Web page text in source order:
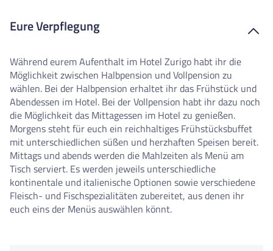
Eure Verpflegung
Während eurem Aufenthalt im Hotel Zurigo habt ihr die
Möglichkeit zwischen Halbpension und Vollpension zu
wählen. Bei der Halbpension erhaltet ihr das Frühstück und
Abendessen im Hotel. Bei der Vollpension habt ihr dazu noch
die Möglichkeit das Mittagessen im Hotel zu genießen.
Morgens steht für euch ein reichhaltiges Frühstücksbuffet
mit unterschiedlichen süßen und herzhaften Speisen bereit.
Mittags und abends werden die Mahlzeiten als Menü am
Tisch serviert. Es werden jeweils unterschiedliche
kontinentale und italienische Optionen sowie verschiedene
Fleisch- und Fischspezialitäten zubereitet, aus denen ihr
euch eins der Menüs auswählen könnt.